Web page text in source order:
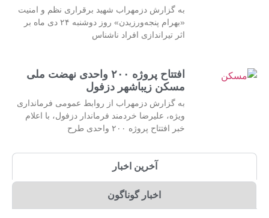
به گزارش دزمهراب شهید برقراری نظم و امنیت
«بهرام پنجه‌ورزیدن» روز دوشنبه ۲۴ دی ماه بر
اثر تیراندازی افراد ناشناس
افتتاح پروژه ۲۰۰ واحدی نهضت ملی
مسکن زیباشهر دزفول
به گزارش دزمهراب از روابط عمومی فرمانداری
ویژه، علیرضا خردمند فرماندار دزفول، با اعلام
خبر افتتاح پروژه ۲۰۰ واحدی طرح
آخرین اخبار
اخبار گوناگون